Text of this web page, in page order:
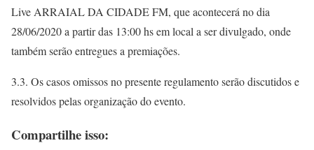
Live ARRAIAL DA CIDADE FM, que acontecerá no dia
28/06/2020 a partir das 13:00 hs em local a ser divulgado, onde
também serão entregues a premiações.
3.3. Os casos omissos no presente regulamento serão discutidos e
resolvidos pelas organização do evento.
Compartilhe isso: